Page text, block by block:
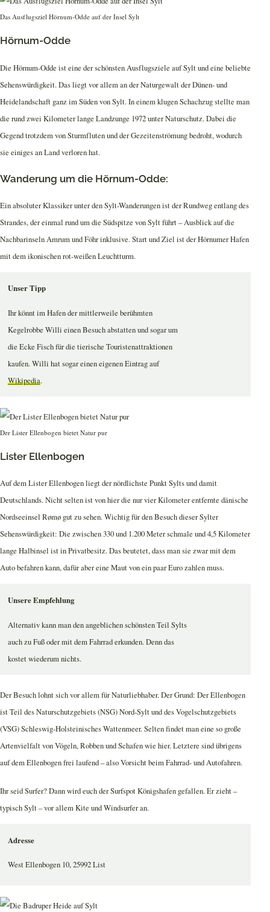
Das Ausflugsziel Hörnum-Odde auf der Insel Sylt
Hörnum-Odde
Die Hörnum-Odde ist eine der schönsten Ausflugsziele auf Sylt und eine beliebte
Sehenswürdigkeit. Das liegt vor allem an der Naturgewalt der Dünen- und
Heidelandschaft ganz im Süden von Sylt. In einem klugen Schachzug stellte man
die rund zwei Kilometer lange Landzunge 1972 unter Naturschutz. Dabei die
Gegend trotzdem von Sturmfluten und der Gezeitenströmung bedroht, wodurch
sie einiges an Land verloren hat.
Wanderung um die Hörnum-Odde:
Ein absoluter Klassiker unter den Sylt-Wanderungen ist der Rundweg entlang des
Strandes, der einmal rund um die Südspitze von Sylt führt – Ausblick auf die
Nachbarinseln Amrum und Föhr inklusive. Start und Ziel ist der Hörnumer Hafen
mit dem ikonischen rot-weißen Leuchtturm.
Unser Tipp
Ihr könnt im Hafen der mittlerweile berühmten
Kegelrobbe Willi einen Besuch abstatten und sogar um
die Ecke Fisch für die tierische Touristenattraktionen
kaufen. Willi hat sogar einen eigenen Eintrag auf
Wikipedia.
Der Lister Ellenbogen bietet Natur pur
Lister Ellenbogen
Auf dem Lister Ellenbogen liegt der nördlichste Punkt Sylts und damit
Deutschlands. Nicht selten ist von hier die nur vier Kilometer entfernte dänische
Nordseeinsel Rømø gut zu sehen. Wichtig für den Besuch dieser Sylter
Sehenswürdigkeit: Die zwischen 330 und 1.200 Meter schmale und 4,5 Kilometer
lange Halbinsel ist in Privatbesitz. Das beutetet, dass man sie zwar mit dem
Auto befahren kann, dafür aber eine Maut von ein paar Euro zahlen muss.
Unsere Empfehlung
Alternativ kann man den angeblichen schönsten Teil Sylts
auch zu Fuß oder mit dem Fahrrad erkunden. Denn das
kostet wiederum nichts.
Der Besuch lohnt sich vor allem für Naturliebhaber. Der Grund: Der Ellenbogen
ist Teil des Naturschutzgebiets (NSG) Nord-Sylt und des Vogelschutzgebiets
(VSG) Schleswig-Holsteinisches Wattenmeer. Selten findet man eine so große
Artenvielfalt von Vögeln, Robben und Schafen wie hier. Letztere sind übrigens
auf dem Ellenbogen frei laufend – also Vorsicht beim Fahrrad- und Autofahren.
Ihr seid Surfer? Dann wird euch der Surfspot Königshafen gefallen. Er zieht –
typisch Sylt – vor allem Kite und Windsurfer an.
Adresse
West Ellenbogen 10, 25992 List